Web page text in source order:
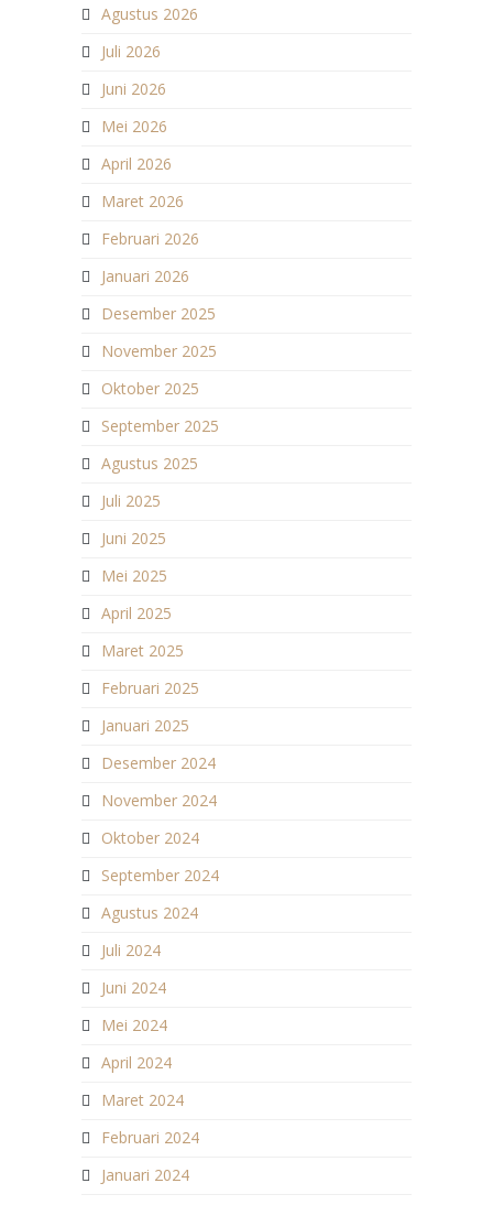
Agustus 2026
Juli 2026
Juni 2026
Mei 2026
April 2026
Maret 2026
Februari 2026
Januari 2026
Desember 2025
November 2025
Oktober 2025
September 2025
Agustus 2025
Juli 2025
Juni 2025
Mei 2025
April 2025
Maret 2025
Februari 2025
Januari 2025
Desember 2024
November 2024
Oktober 2024
September 2024
Agustus 2024
Juli 2024
Juni 2024
Mei 2024
April 2024
Maret 2024
Februari 2024
Januari 2024